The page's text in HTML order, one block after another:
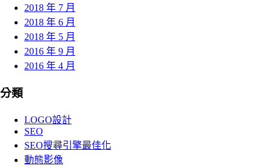
2018 年 7 月
2018 年 6 月
2018 年 5 月
2016 年 9 月
2016 年 4 月
分類
LOGO設計
SEO
SEO搜尋引擎最佳化
動態影像